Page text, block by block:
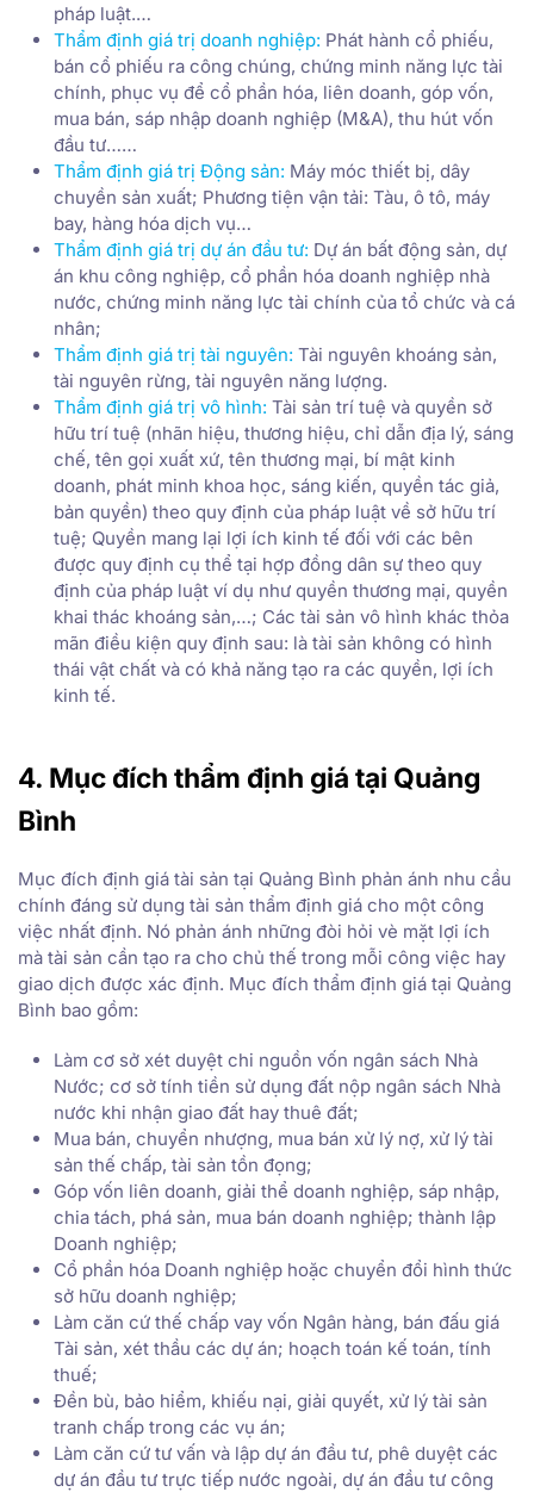
pháp luật.…
Thẩm định giá trị doanh nghiệp: Phát hành cổ phiếu,
bán cổ phiếu ra công chúng, chứng minh năng lực tài
chính, phục vụ để cổ phần hóa, liên doanh, góp vốn,
mua bán, sáp nhập doanh nghiệp (M&A), thu hút vốn
đầu tư……
Thẩm định giá trị Động sản: Máy móc thiết bị, dây
chuyền sản xuất; Phương tiện vận tải: Tàu, ô tô, máy
bay, hàng hóa dịch vụ…
Thẩm định giá trị dự án đầu tư: Dự án bất động sản, dự
án khu công nghiệp, cổ phần hóa doanh nghiệp nhà
nước, chứng minh năng lực tài chính của tổ chức và cá
nhân;
Thẩm định giá trị tài nguyên: Tài nguyên khoáng sản,
tài nguyên rừng, tài nguyên năng lượng.
Thẩm định giá trị vô hình: Tài sản trí tuệ và quyền sở
hữu trí tuệ (nhãn hiệu, thương hiệu, chỉ dẫn địa lý, sáng
chế, tên gọi xuất xứ, tên thương mại, bí mật kinh
doanh, phát minh khoa học, sáng kiến, quyền tác giả,
bản quyền) theo quy định của pháp luật về sở hữu trí
tuệ; Quyền mang lại lợi ích kinh tế đối với các bên
được quy định cụ thể tại hợp đồng dân sự theo quy
định của pháp luật ví dụ như quyền thương mại, quyền
khai thác khoáng sản,…; Các tài sản vô hình khác thỏa
mãn điều kiện quy định sau: là tài sản không có hình
thái vật chất và có khả năng tạo ra các quyền, lợi ích
kinh tế.
4. Mục đích thẩm định giá tại Quảng
Bình
Mục đích định giá tài sản tại Quảng Bình phản ánh nhu cầu
chính đáng sử dụng tài sản thẩm định giá cho một công
việc nhất định. Nó phản ánh những đòi hỏi vè mặt lợi ích
mà tài sản cần tạo ra cho chủ thế trong mỗi công việc hay
giao dịch được xác định. Mục đích thẩm định giá tại Quảng
Bình bao gồm:
Làm cơ sở xét duyệt chi nguồn vốn ngân sách Nhà
Nước; cơ sở tính tiền sử dụng đất nộp ngân sách Nhà
nước khi nhận giao đất hay thuê đất;
Mua bán, chuyển nhượng, mua bán xử lý nợ, xử lý tài
sản thế chấp, tài sản tồn đọng;
Góp vốn liên doanh, giải thể doanh nghiệp, sáp nhập,
chia tách, phá sản, mua bán doanh nghiệp; thành lập
Doanh nghiệp;
Cổ phần hóa Doanh nghiệp hoặc chuyển đổi hình thức
sở hữu doanh nghiệp;
Làm căn cứ thế chấp vay vốn Ngân hàng, bán đấu giá
Tài sản, xét thầu các dự án; hoạch toán kế toán, tính
thuế;
Đền bù, bảo hiểm, khiếu nại, giải quyết, xử lý tài sản
tranh chấp trong các vụ án;
Làm căn cứ tư vấn và lập dự án đầu tư, phê duyệt các
dự án đầu tư trực tiếp nước ngoài, dự án đầu tư công